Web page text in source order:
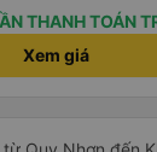
THANH TOÁN
Xem giá